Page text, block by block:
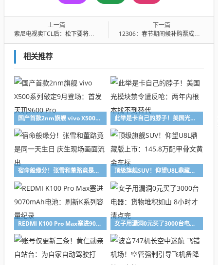
上一篇
索尼电视卖TCL后：松下要将电视业务转给中国厂商创维！
下一篇
12306：春节期间候补购票成功率超过70％
相关推荐
国产首款2nm旗舰 vivo X500系列敲定9月登场：首发天玑9600 Pro 此举是卡自己的脖子！美国光模块禁令遭反呛：两年内根本找不到替代
宿命般缘分！张雪和董路竟是同一天生日 庆生现场画面流出 顶级旗舰SUV！仰望U8L鼎藏版上市：145.8万配甲骨文黄金车标
REDMI K100 Pro Max塞进9070mAh电池：刷新K系列容量纪录 女子用漏洞0元买了3000台电器：货物堆积如山 8小时才清点完